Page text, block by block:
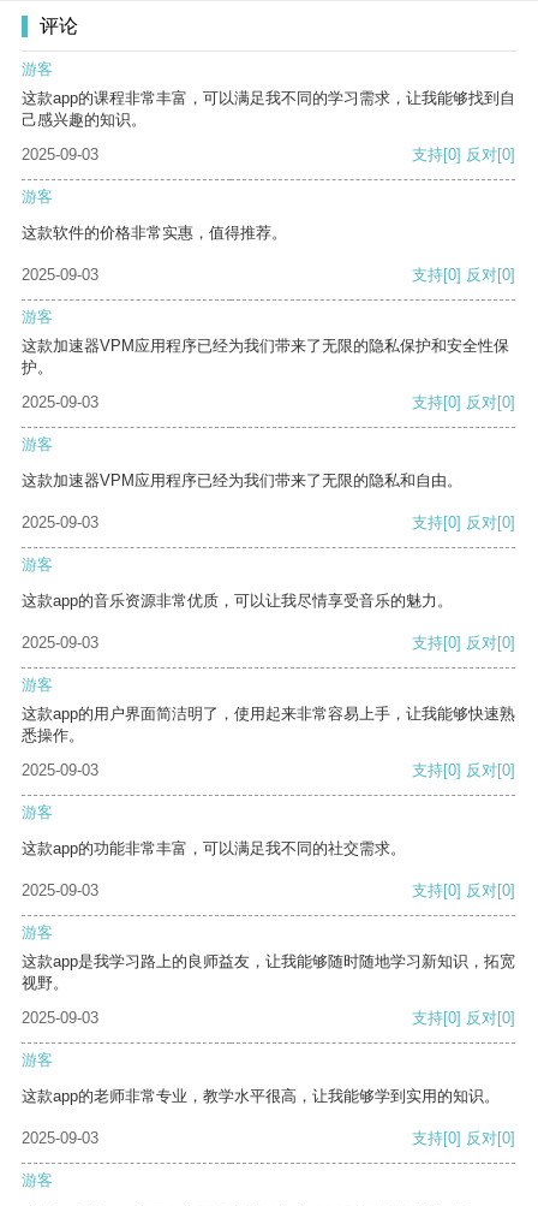
评论
游客
这款app的课程非常丰富，可以满足我不同的学习需求，让我能够找到自
己感兴趣的知识。
2025-09-03
支持[0] 反对[0]
游客
这款软件的价格非常实惠，值得推荐。
2025-09-03 支持[0] 反对[0]
游客
这款加速器VPM应用程序已经为我们带来了无限的隐私保护和安全性保
护。
2025-09-03
支持[0] 反对[0]
游客
这款加速器VPM应用程序已经为我们带来了无限的隐私和自由。
2025-09-03 支持[0] 反对[0]
游客
这款app的音乐资源非常优质，可以让我尽情享受音乐的魅力。
2025-09-03 支持[0] 反对[0]
游客
这款app的用户界面简洁明了，使用起来非常容易上手，让我能够快速熟
悉操作。
2025-09-03
支持[0] 反对[0]
游客
这款app的功能非常丰富，可以满足我不同的社交需求。
2025-09-03 支持[0] 反对[0]
游客
这款app是我学习路上的良师益友，让我能够随时随地学习新知识，拓宽
视野。
2025-09-03
支持[0] 反对[0]
游客
这款app的老师非常专业，教学水平很高，让我能够学到实用的知识。
2025-09-03 支持[0] 反对[0]
游客